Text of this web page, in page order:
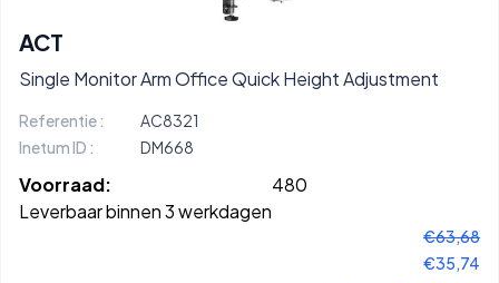
ACT
Single Monitor Arm Office Quick Height Adjustment
Referentie :
AC8321
Inetum ID :
DM668
Voorraad:
480
Leverbaar binnen 3 werkdagen
€63,68
€35,74